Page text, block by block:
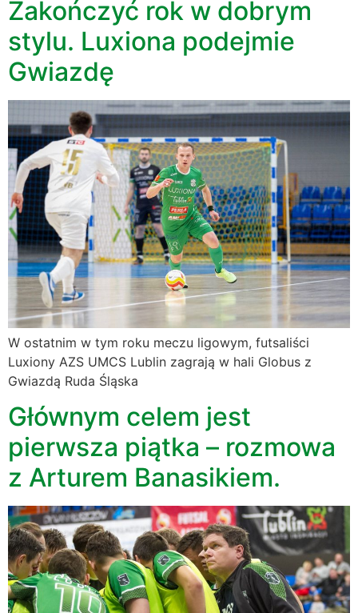
Zakończyć rok w dobrym
stylu. Luxiona podejmie
Gwiazdę
W ostatnim w tym roku meczu ligowym, futsaliści
Luxiony AZS UMCS Lublin zagrają w hali Globus z
Gwiazdą Ruda Śląska
Głównym celem jest
pierwsza piątka – rozmowa
z Arturem Banasikiem.